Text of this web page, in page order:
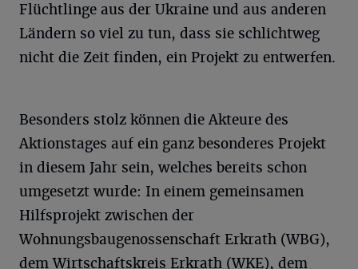
Flüchtlinge aus der Ukraine und aus anderen
Ländern so viel zu tun, dass sie schlichtweg
nicht die Zeit finden, ein Projekt zu entwerfen.
Besonders stolz können die Akteure des
Aktionstages auf ein ganz besonderes Projekt
in diesem Jahr sein, welches bereits schon
umgesetzt wurde: In einem gemeinsamen
Hilfsprojekt zwischen der
Wohnungsbaugenossenschaft Erkrath (WBG),
dem Wirtschaftskreis Erkrath (WKE), dem